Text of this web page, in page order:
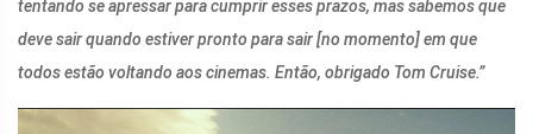
tentando se apressar para cumprir esses prazos, mas sabemos que
deve sair quando estiver pronto para sair [no momento] em que
todos estão voltando aos cinemas. Então, obrigado Tom Cruise.”